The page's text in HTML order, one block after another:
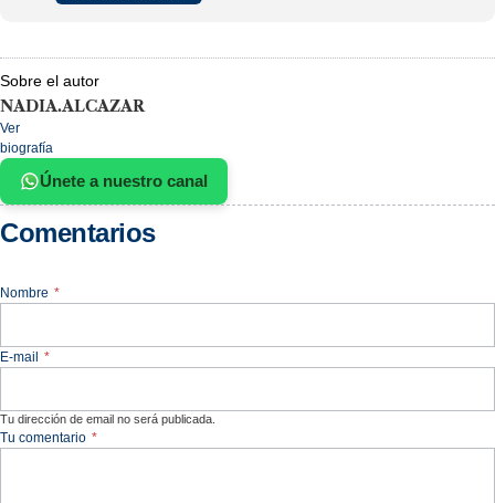
Sobre el autor
NADIA.ALCAZAR
Ver
biografía
Únete a nuestro canal
Comentarios
Nombre *
E-mail *
Tu dirección de email no será publicada.
Tu comentario *